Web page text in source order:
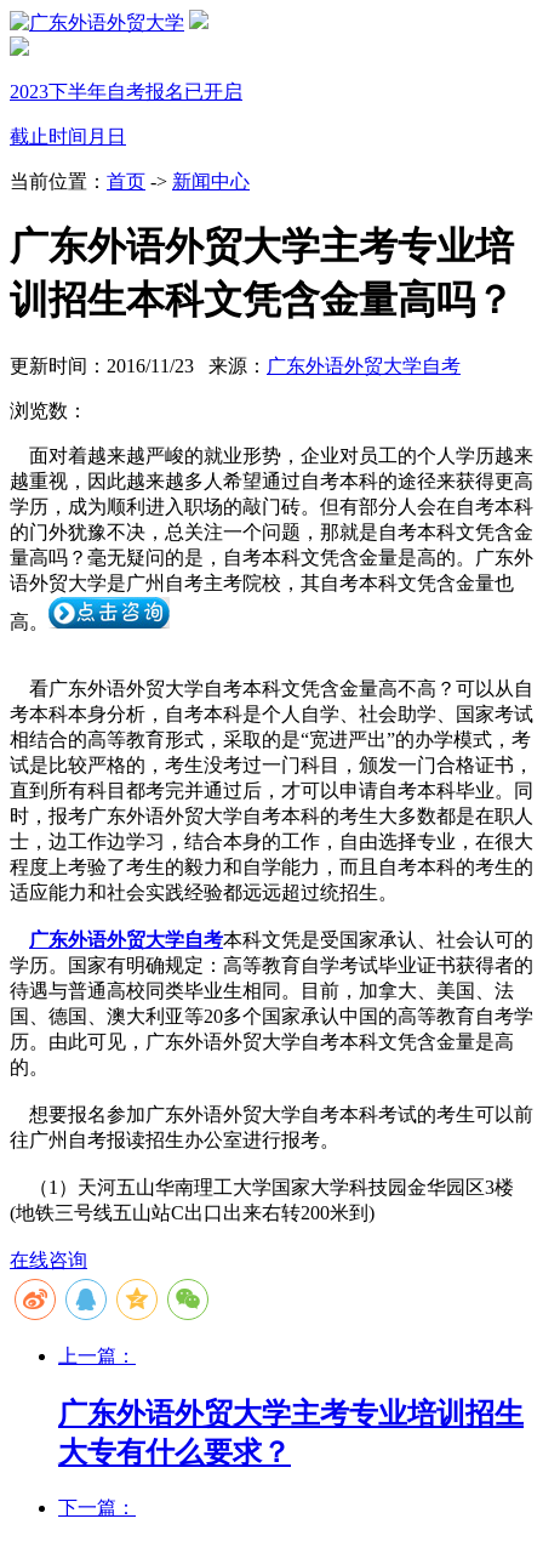
2023下半年自考报名已开启
截止时间 月 日
当前位置： 首页 -> 新闻中心
广东外语外贸大学主考专业培
训招生本科文凭含金量高吗？
更新时间：2016/11/23 来源： 广东外语外贸大学自考
浏览数：
面对着越来越严峻的就业形势，企业对员工的个人学历越来
越重视，因此越来越多人希望通过自考本科的途径来获得更高
学历，成为顺利进入职场的敲门砖。但有部分人会在自考本科
的门外犹豫不决， 总关注一个问题，那就是自考本科文凭含金
量高吗？毫无疑问的是，自考本科文凭含金量是高的。广东外
语外贸大学是广州自考主考院校，其自考本科文凭含金量也
高。
看广东外语外贸大学自考本科文凭含金量高不高？可以从自
考本科本身分析，自考本科是个人自学 、社会助学、国家考试
相结合的高等教育形式，采取的是“宽进严出”的办学模式，考
试是比较严格的 ，考生没考过一门科目，颁发一门合格证书，
直到所有科目都考完并通过后，才可以申请自考本科毕业。
同
时，报考广东外语外贸大学自考本科的考生大多数都是在职人
士，边工作边学习，结合本身的工作 ，自由选择专业，在很大
程度上考验了考生的毅力和自学能力，而且自考本科的考生的
适应能力和社会实践经验都远远超过统招生。
广东外语外贸大学自考本科文凭是受国家承认、社会认可的
学历。
国家有明确规定：高等教育自学考试毕业证书获得者的
待遇与普通高校同类毕业生相同。
目前，加拿大、美国、法
国、德国、澳大利亚等20多个国家承认中国的高等教育自考学
历。由此可见，广东外语外贸大学自考本科文凭含金量是高
的。
想要报名参加广东外语外贸大学自考本科考试的考生可以前
往广州自考报读招生办公室进行报考。
（1）天河五山华南理工大学国家大学科技园金华园区3楼
(地铁三号线五山站C出口出来右转200米到)
在线咨询
上一篇：
广东外语外贸大学主考专业培训招生
大专有什么要求？
下一篇：